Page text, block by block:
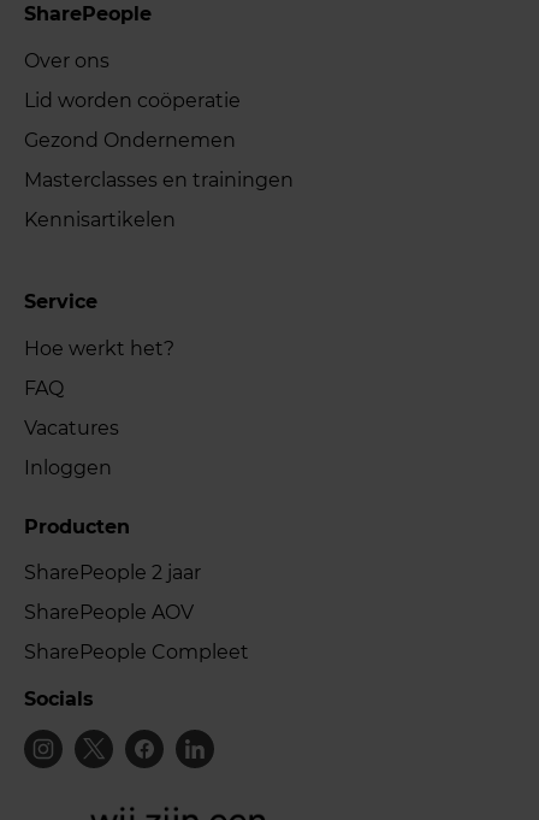
SharePeople
Over ons
Lid worden coöperatie
Gezond Ondernemen
Masterclasses en trainingen
Kennisartikelen
Service
Hoe werkt het?
FAQ
Vacatures
Inloggen
Producten
SharePeople 2 jaar
SharePeople AOV
SharePeople Compleet
Socials